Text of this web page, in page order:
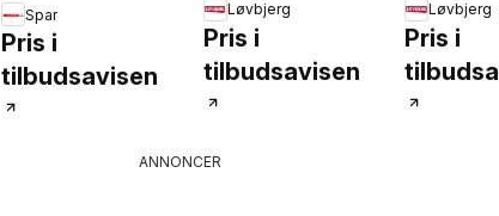
33Spar
Pris i
tilbudsavisen
33Løvbjerg
Pris i
tilbudsavisen
33Løvbjerg
Pris i
ANNONCER